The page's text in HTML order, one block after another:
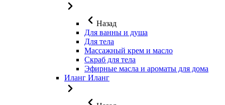
Назад
Для ванны и душа
Для тела
Массажный крем и масло
Скраб для тела
Эфирные масла и ароматы для дома
Иланг Иланг